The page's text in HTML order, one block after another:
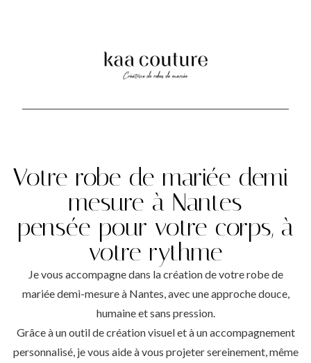
Votre robe de mariée demi-
mesure à Nantes
pensée pour votre corps, à
votre rythme
Je vous accompagne dans la création de votre robe de
mariée demi-mesure à Nantes, avec une approche douce,
humaine et sans pression.
Grâce à un outil de création visuel et à un accompagnement
personnalisé, je vous aide à vous projeter sereinement, même